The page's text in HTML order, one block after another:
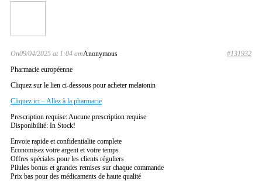
Anonymous
On09/04/2025 at 1:04 am
#131932
Pharmacie européenne
Cliquez sur le lien ci-dessous pour acheter melatonin
Cliquez ici – Allez à la pharmacie
Prescription requise: Aucune prescription requise
Disponibilité: In Stock!
Envoie rapide et confidentialite complete
Economisez votre argent et votre temps
Offres spéciales pour les clients réguliers
Pilules bonus et grandes remises sur chaque commande
Prix bas pour des médicaments de haute qualité